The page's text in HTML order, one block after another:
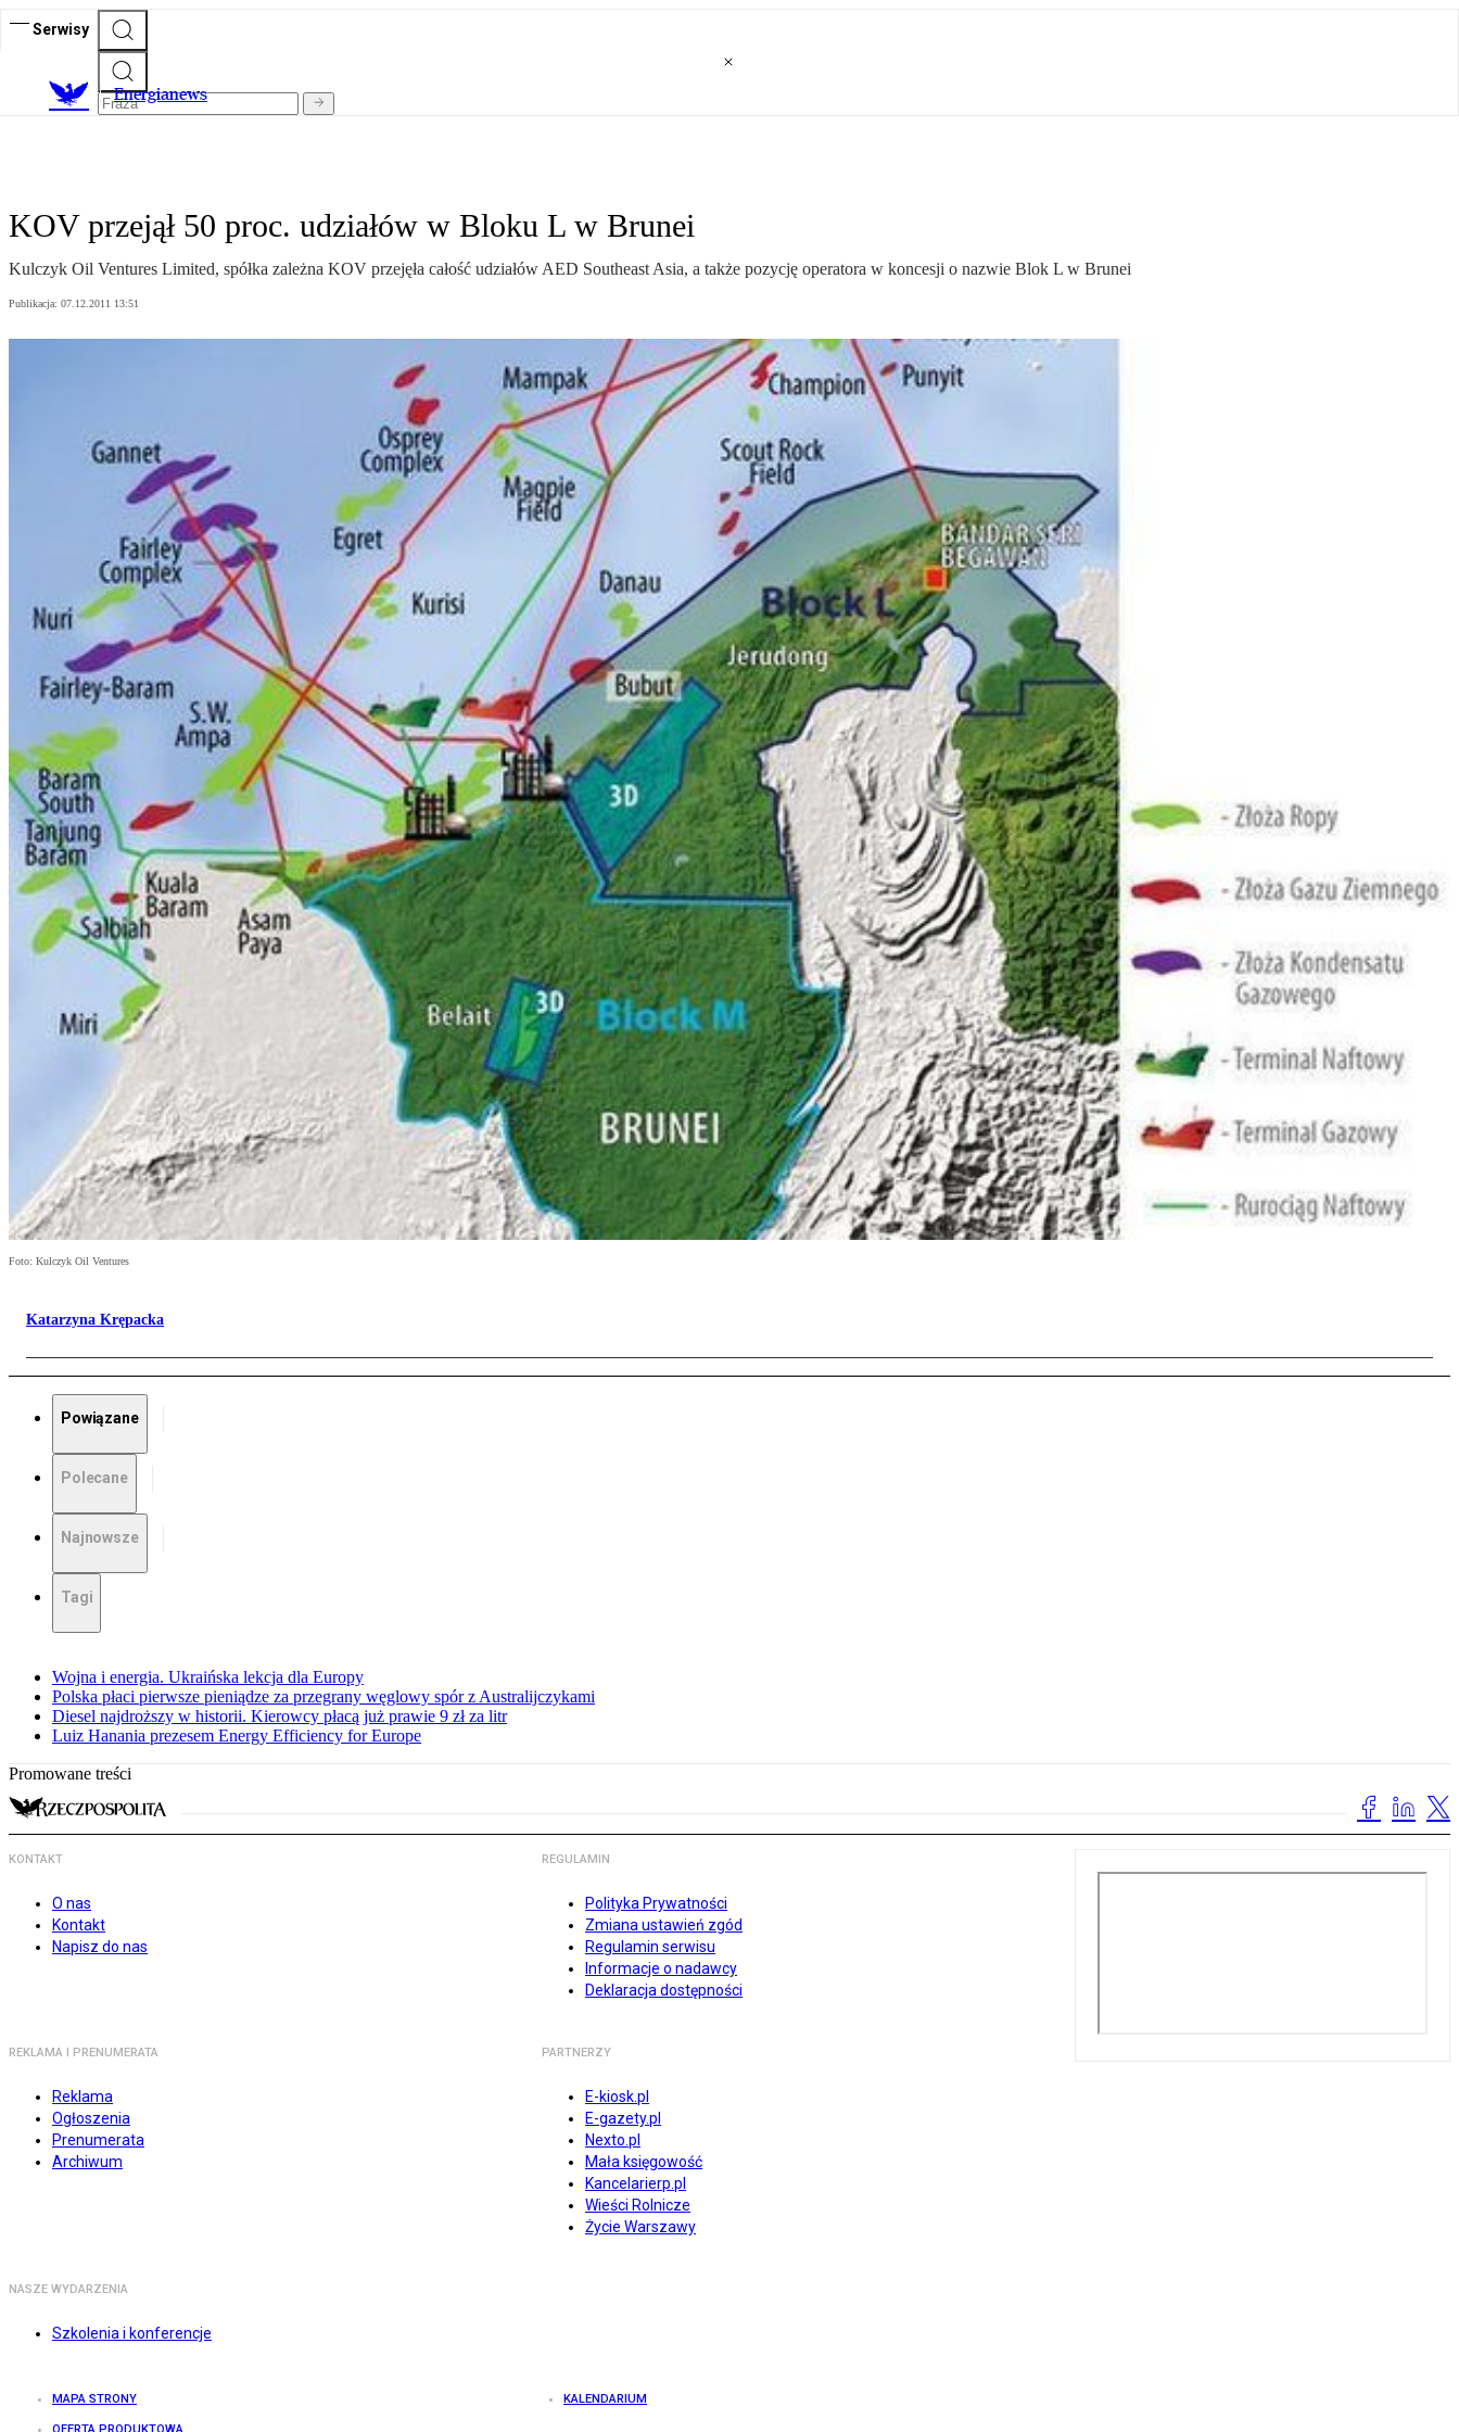
Serwisy
Energianews
KOV przejął 50 proc. udziałów w Bloku L w Brunei
Kulczyk Oil Ventures Limited, spółka zależna KOV przejęła całość udziałów AED Southeast Asia, a także pozycję operatora w koncesji o nazwie Blok L w Brunei
Publikacja: 07.12.2011 13:51
Foto: Kulczyk Oil Ventures
Katarzyna Krępacka
Powiązane
Polecane
Najnowsze
Tagi
Wojna i energia. Ukraińska lekcja dla Europy
Polska płaci pierwsze pieniądze za przegrany węglowy spór z Australijczykami
Diesel najdroższy w historii. Kierowcy płacą już prawie 9 zł za litr
Luiz Hanania prezesem Energy Efficiency for Europe
Promowane treści
KONTAKT
O nas
Kontakt
Napisz do nas
REGULAMIN
Polityka Prywatności
Zmiana ustawień zgód
Regulamin serwisu
Informacje o nadawcy
Deklaracja dostępności
REKLAMA I PRENUMERATA
Reklama
Ogłoszenia
Prenumerata
Archiwum
PARTNERZY
E-kiosk.pl
E-gazety.pl
Nexto.pl
Mała księgowość
Kancelarierp.pl
Wieści Rolnicze
Życie Warszawy
NASZE WYDARZENIA
Szkolenia i konferencje
MAPA STRONY KALENDARIUM